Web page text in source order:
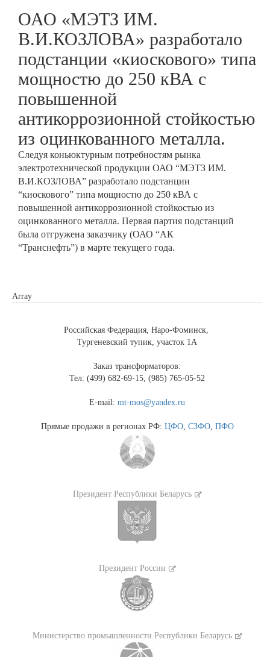
ОАО «МЭТЗ ИМ.
В.И.КОЗЛОВА» разработало
подстанции «киоскового» типа
мощностю до 250 кВА с
повышенной
антикоррозионной стойкостью
из оцинкованного металла.
Следуя коньюктурным потребностям рынка
электротехнической продукции ОАО “МЭТЗ ИМ.
В.И.КОЗЛОВА” разработало подстанции
“киоскового” типа мощностю до 250 кВА с
повышенной антикоррозионной стойкостью из
оцинкованного металла. Первая партия подстанций
была отгружена заказчику (ОАО “АК
“Транснефть”) в марте текущего года.
Array
Российская Федерация, Наро-Фоминск,
Тургеневский тупик, участок 1А
Заказ трансформаторов:
Тел: (499) 682-69-15, (985) 765-05-52
E-mail:mt-mos@yandex.ru
Прямые продажи в регионах РФ: ЦФО, СЗФО, ПФО
Президент Республики Беларусь
Президент России
Министерство промышленности Республики Беларусь